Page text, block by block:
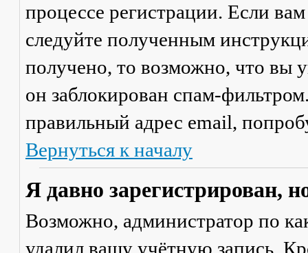
процессе регистрации. Если
следуйте полученным
получено, то возможно, что вы
он заблокирован спам-
правильный адрес email,
Вернуться к началу
Я давно зарегистрирован,
Возможно, администратор по
удалил вашу учётную запись.